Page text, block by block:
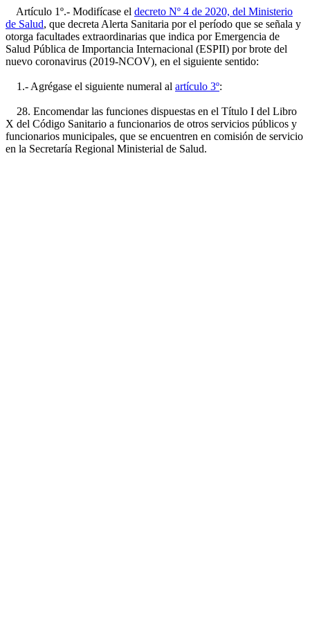
Artículo 1º.- Modifícase el decreto Nº 4 de 2020, del Ministerio
de Salud, que decreta Alerta Sanitaria por el período que se señala y
otorga facultades extraordinarias que indica por Emergencia de
Salud Pública de Importancia Internacional (ESPII) por brote del
nuevo coronavirus (2019-NCOV), en el siguiente sentido:
1.- Agrégase el siguiente numeral al artículo 3º:
28. Encomendar las funciones dispuestas en el Título I del Libro
X del Código Sanitario a funcionarios de otros servicios públicos y
funcionarios municipales, que se encuentren en comisión de servicio
en la Secretaría Regional Ministerial de Salud.